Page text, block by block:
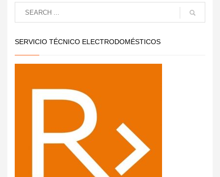
SERVICIO TÉCNICO ELECTRODOMÉSTICOS